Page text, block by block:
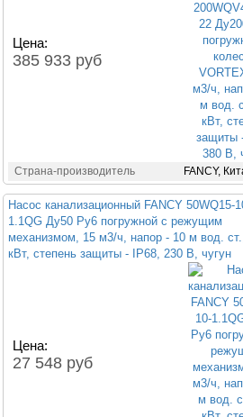
Цена:
385 933 руб
Страна-производитель FANCY,
Насос канализационный FANCY 50WQ15-
1.1QG Ду50 Ру6 погружной с режущим
механизмом, 15 м3/ч, напор - 10 м вод.
кВт, степень защиты - IP68, 230 В, чугун
Цена:
27 548 руб